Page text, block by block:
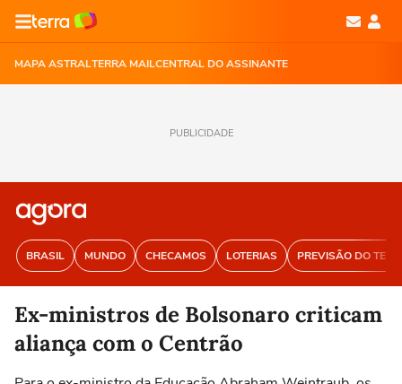
MAPA ASTRALTERRA MAILCENTRAL DO ASSINANTE
PUBLICIDADE
BRASIL MUNDO CHECAMOS LOTERIAS PREVISÃO DO
Ex-ministros de Bolsonaro criticam
aliança com o Centrão